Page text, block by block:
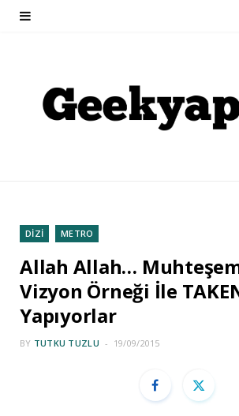
DİZİ METRO
Allah Allah…
Vizyon Örneği İle
Yapıyorlar
BY TUTKU TUZLU 19/09/2015